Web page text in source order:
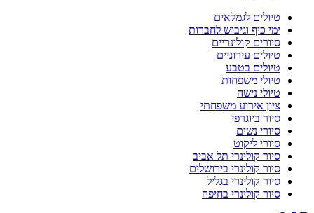
טיולים לגמלאים
ימי כיף וגיבוש לחברות
סיורים קולינריים
טיולים עירוניים
טיולים בטבע
טיולי משפחות
טיולי נישה
ציון אירוע משפחתי
סיור ביוגרפי
סיורי נשים
סיורי ליקוט
סיור קולינרי תל אביב
סיור קולינרי בירושלים
סיור קולינרי בגליל
סיור קולינרי בחיפה